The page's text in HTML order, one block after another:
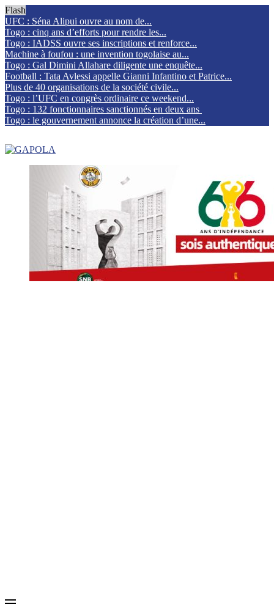
Flash
UFC : Séna Alipui ouvre au nom de...
Togo : cinq ans d’efforts pour rendre les...
Togo : IADSS ouvre ses inscriptions et renforce...
Machine à foufou : une invention togolaise au...
Togo : Gal Dimini Allahare diligente une enquête...
Football : Tata Avlessi appelle Gianni Infantino et Patrice...
Plus de 40 organisations de la société civile...
Togo : l’UFC en congrès ordinaire ce weekend...
Togo : 132 fonctionnaires sanctionnés en deux ans
Togo : le gouvernement annonce la création d’une...